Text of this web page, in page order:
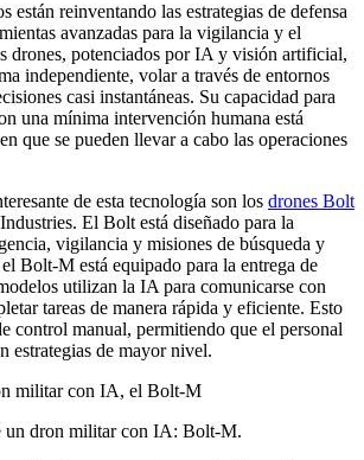
están reinventando las estrategias de defensa
avanzadas para la vigilancia y el
drones, potenciados por IA y visión artificial,
independiente, volar a través de entornos
casi instantáneas. Su capacidad para
una mínima intervención humana está
que se pueden llevar a cabo las operaciones
de esta tecnología son los drones Bolt
El Bolt está diseñado para la
vigilancia y misiones de búsqueda y
Bolt-M está equipado para la entrega de
utilizan la IA para comunicarse con
tareas de manera rápida y eficiente. Esto
control manual, permitiendo que el personal
estrategias de mayor nivel.
un dron militar con IA: Bolt-M.